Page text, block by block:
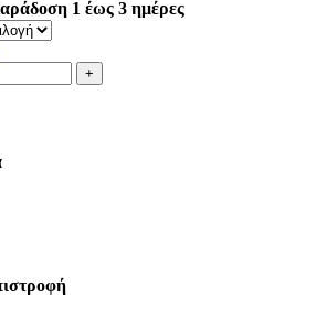
1 έως 3 ημέρες